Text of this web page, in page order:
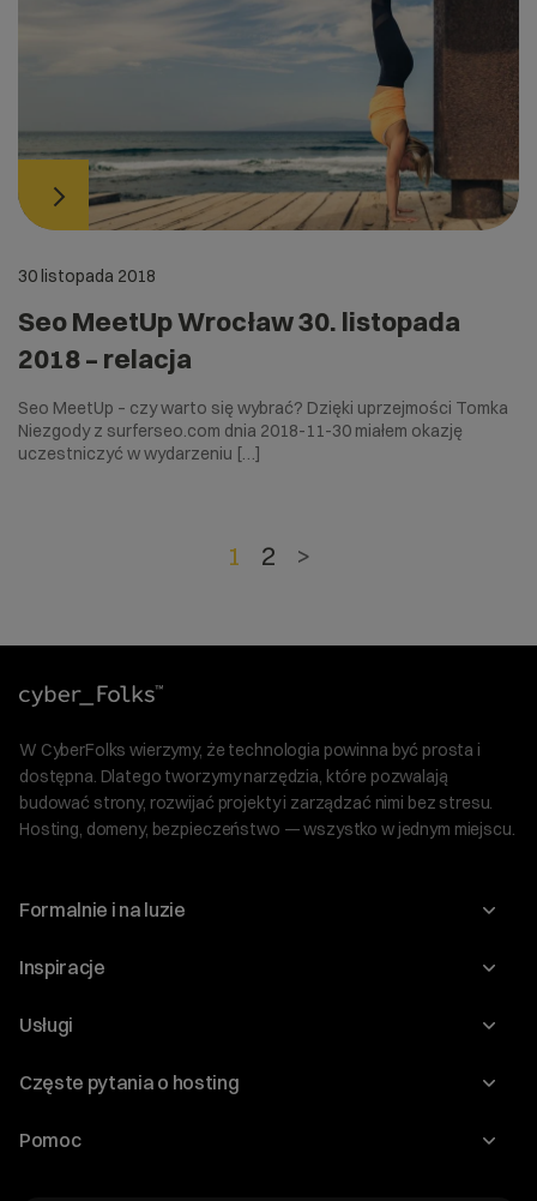
30 listopada 2018
Seo MeetUp Wrocław 30. listopada
2018 – relacja
Seo MeetUp – czy warto się wybrać? Dzięki uprzejmości Tomka
Niezgody z surferseo.com dnia 2018-11-30 miałem okazję
uczestniczyć w wydarzeniu […]
1 2 >
W CyberFolks wierzymy, że technologia powinna być prosta i
dostępna. Dlatego tworzymy narzędzia, które pozwalają
budować strony, rozwijać projekty i zarządzać nimi bez stresu.
Hosting, domeny, bezpieczeństwo — wszystko w jednym miejscu.
Formalnie i na luzie
O nas
Program Korzyści dla Inwestorów
Regulaminy i specyfikacje
Inspiracje
Blog
WordPress
Audyt stron
Usługi
Domeny
Częste pytania o hosting
Jak przenieść stronę?
Pomoc